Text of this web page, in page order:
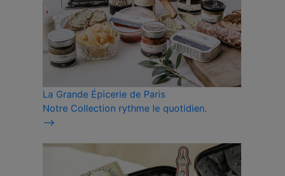
La Grande Épicerie de Paris
Notre Collection rythme le quotidien.
⟶